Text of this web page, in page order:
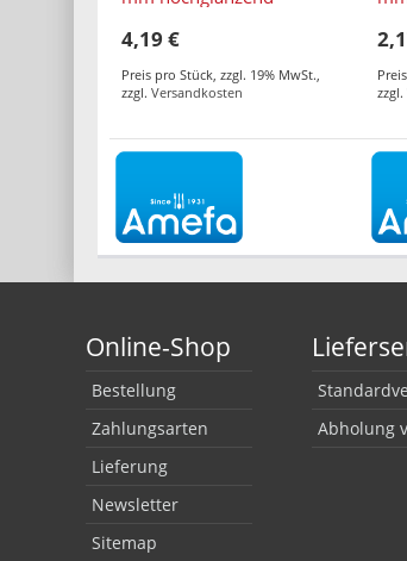
4,19 €
Preis pro Stück, zzgl. 19% MwSt.,
zzgl. Versandkosten
zzgl.
Online-Shop
Bestellung
Zahlungsarten
Lieferung
Newsletter
Sitemap
Abholung